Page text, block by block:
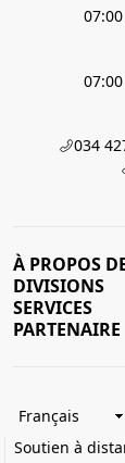
034
À PROPOS
DIVISIONS
SERVICES
PARTENAIRE
Soutien à